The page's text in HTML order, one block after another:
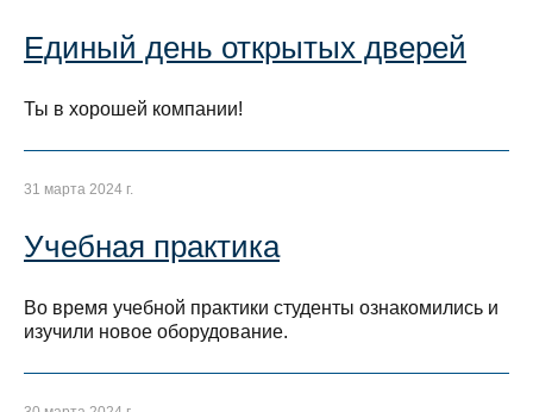
Единый день открытых дверей
Ты в хорошей компании!
31 марта 2024 г.
Учебная практика
Во время учебной практики студенты ознакомились и
изучили новое оборудование.